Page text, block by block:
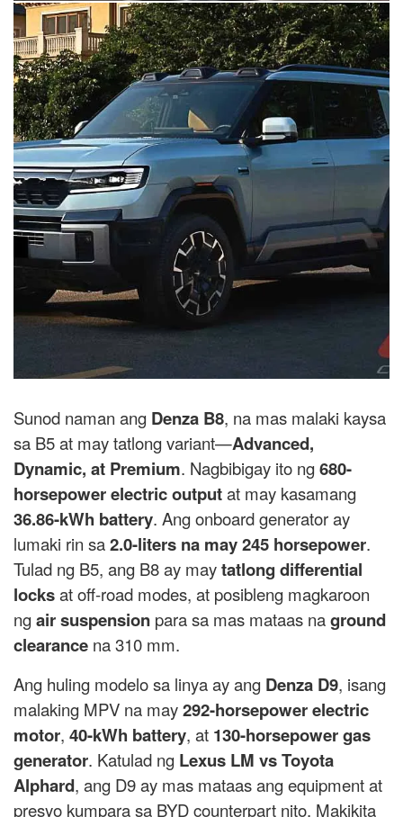
Sunod naman ang Denza B8, na mas malaki kaysa
sa B5 at may tatlong variant—Advanced,
Dynamic, at Premium. Nagbibigay ito ng680-
horsepower electric outputat may kasamang
36.86-kWh battery. Ang onboard generator ay
lumaki rin sa2.0-liters na may 245 horsepower.
Tulad ng B5, ang B8 ay maytatlong differential
locksat off-road modes, at posibleng magkaroon
ngair suspension para sa mas mataas naground
clearance na 310 mm.
Ang huling modelo sa linya ay ang Denza D9, isang
malaking MPV na may292-horsepower electric
motor, 40-kWh battery, at 130-horsepower gas
generator. Katulad ng Lexus LM vs Toyota
Alphard, ang D9 ay mas mataas ang equipment at
presyo kumpara sa BYD counterpart nito. Makikita